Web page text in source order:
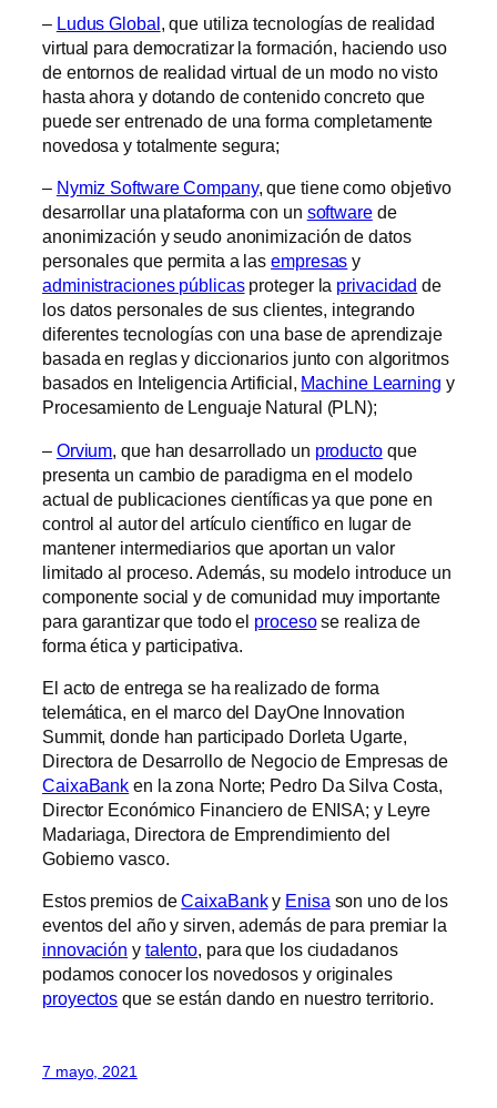
– Ludus Global, que utiliza tecnologías de realidad
virtual para democratizar la formación, haciendo uso
de entornos de realidad virtual de un modo no visto
hasta ahora y dotando de contenido concreto que
puede ser entrenado de una forma completamente
novedosa y totalmente segura;
– Nymiz Software Company, que tiene como objetivo
desarrollar una plataforma con un softwarede
anonimización y seudo anonimización de datos
personales que permita a lasempresas y
administraciones públicasproteger la privacidad de
los datos personales de sus clientes, integrando
diferentes tecnologías con una base de aprendizaje
basada en reglas y diccionarios junto con algoritmos
basados en Inteligencia Artificial, Machine Learning y
Procesamiento de Lenguaje Natural (PLN);
– Orvium, que han desarrollado un productoque
presenta un cambio de paradigma en el modelo
actual de publicaciones científicas ya que pone en
control al autor del artículo científico en lugar de
mantener intermediarios que aportan un valor
limitado al proceso. Además, su modelo introduce un
componente social y de comunidad muy importante
para garantizar que todo el procesose realiza de
forma ética y participativa.
El acto de entrega se ha realizado de forma
telemática, en el marco del DayOne Innovation
Summit, donde han participado Dorleta Ugarte,
Directora de Desarrollo de Negocio de Empresas de
CaixaBank en la zona Norte; Pedro Da Silva Costa,
Director Económico Financiero de ENISA; y Leyre
Madariaga, Directora de Emprendimiento del
Gobierno vasco.
Estos premios deCaixaBanky Enisa son uno de los
eventos del año y sirven, además de para premiar la
innovación y talento, para que los ciudadanos
podamos conocer los novedosos y originales
proyectos que se están dando en nuestro territorio.
7 mayo, 2021